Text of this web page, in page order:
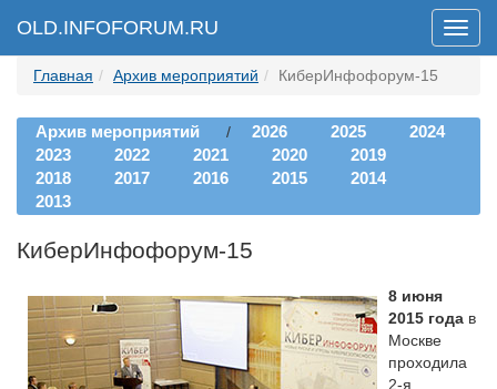
Меню
OLD.INFOFORUM.RU
Главная Архив мероприятий КиберИнфофорум-15
Архив мероприятий / 2026 2025
2024
2023
2022 2021 2020
2019
2018
2017 2016 2015
2014
2013
КиберИнфофорум-15
8 июня
2015 года в
Москве
проходила
2-я